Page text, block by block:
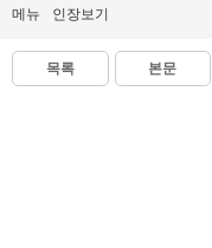
메뉴 인장보기
목록 본문